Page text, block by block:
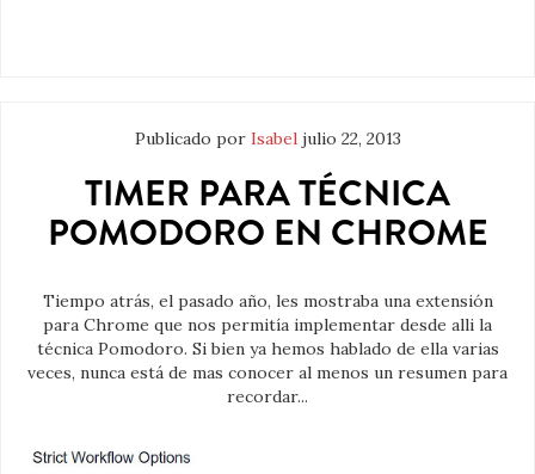
Publicado por Isabel julio 22, 2013
TIMER PARA TÉCNICA
POMODORO EN CHROME
Tiempo atrás, el pasado año, les mostraba una extensión
para Chrome que nos permitía implementar desde alli la
técnica Pomodoro. Si bien ya hemos hablado de ella varias
veces, nunca está de mas conocer al menos un resumen para
recordar...